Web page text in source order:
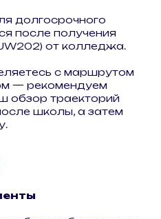
долгосрочного
после получения
от колледжа.
с маршрутом
— рекомендуем
обзор траекторий
школы, а затем